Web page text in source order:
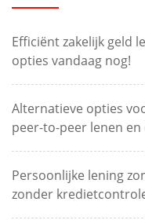
Efficiënt zakelijk geld
opties vandaag nog!
Alternatieve opties
peer-to-peer lenen
Persoonlijke lening
zonder